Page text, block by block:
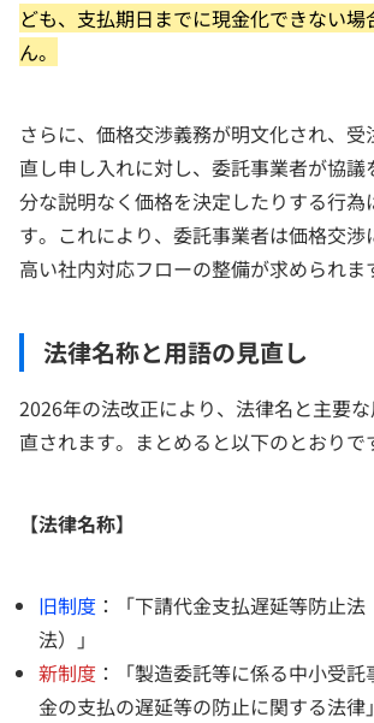
ども、支払期日までに現金化できない場
ん。
さらに、価格交渉義務が明文化され、
直し申し入れに対し、委託事業者が協
分な説明なく価格を決定したりする行為
す。これにより、委託事業者は価格交渉
高い社内対応フローの整備が求められま
法律名称と用語の見直し
2026年の法改正により、法律名と主要
直されます。まとめると以下のとおりで
【法律名称】
旧制度 ：「下請代金支払遅延等防止
法）」
新制度 ：「製造委託等に係る中小受
金の支払の遅延等の防止に関する法律」